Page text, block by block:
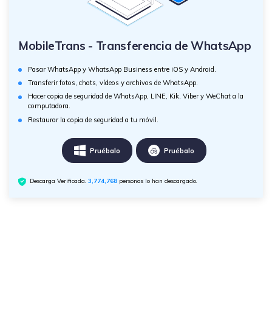
MobileTrans - Transferencia de WhatsApp
Pasar WhatsApp y WhatsApp Business entre iOS y Android.
Transferir fotos, chats, vídeos y archivos de WhatsApp.
Hacer copia de seguridad de WhatsApp, LINE, Kik, Viber y WeChat a la
computadora.
Restaurar la copia de seguridad a tu móvil.
Pruébalo Pruébalo
Descarga Verificada.3,774,770 personas lo han descargado.